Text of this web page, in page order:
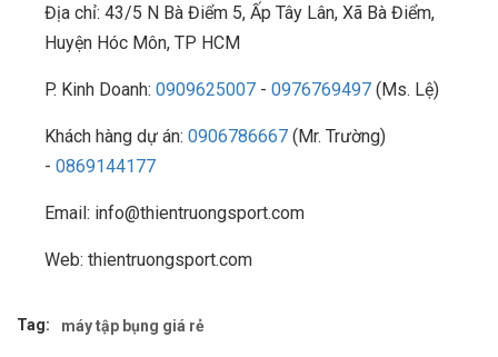
Địa chỉ: 43/5 N Bà Điểm 5, Ấp Tây Lân, Xã Bà Điểm,
Huyện Hóc Môn, TP HCM
P. Kinh Doanh: 0909625007 - 0976769497 (Ms. Lệ)
Khách hàng dự án: 0906786667 (Mr. Trường)
- 0869144177
Email: info@thientruongsport.com
Web: thientruongsport.com
Tag: máy tập bụng giá rẻ